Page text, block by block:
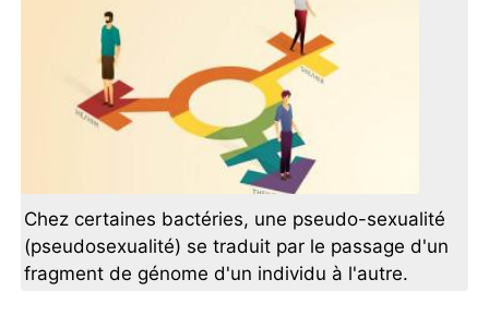
Chez certaines bactéries, une pseudo-sexualité
(pseudosexualité) se traduit par le passage d'un
fragment de génome d'un individu à l'autre.